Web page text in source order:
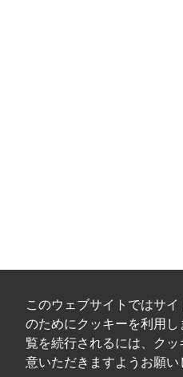
このウェブサイトではサ
のためにクッキーを利用し
覧を続行されるには、クッ
意いただきますようお願い